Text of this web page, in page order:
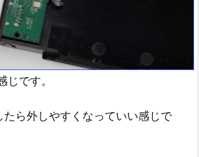
です。
たら外しやすくなっていい感じで